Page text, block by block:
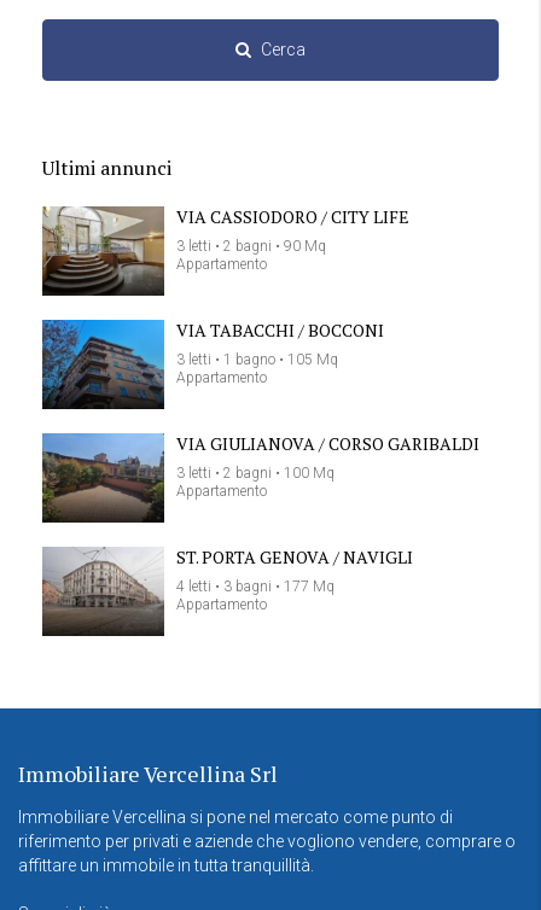
Cerca
Ultimi annunci
VIA CASSIODORO / CITY LIFE
3 letti • 2 bagni • 90 Mq
Appartamento
VIA TABACCHI / BOCCONI
3 letti • 1 bagno • 105 Mq
Appartamento
VIA GIULIANOVA / CORSO GARIBALDI
3 letti • 2 bagni • 100 Mq
Appartamento
ST. PORTA GENOVA / NAVIGLI
4 letti • 3 bagni • 177 Mq
Appartamento
Immobiliare Vercellina Srl
Immobiliare Vercellina si pone nel mercato come punto di
riferimento per privati e aziende che vogliono vendere, comprare o
affittare un immobile in tutta tranquillità.